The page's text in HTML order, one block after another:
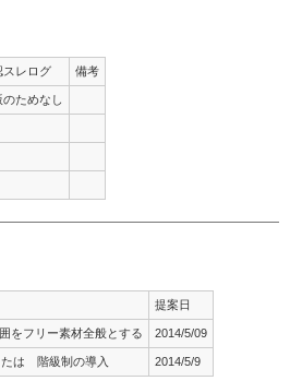
スレログ 備考
のためなし
提案日
をフリー素材全般とする 2014/5/09
は 階級制の導入 2014/5/9